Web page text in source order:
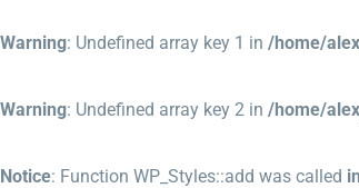
Warning: Undefined array key 1 in /home/
Warning: Undefined array key 2 in /home/
Notice: Function WP_Styles::add was called